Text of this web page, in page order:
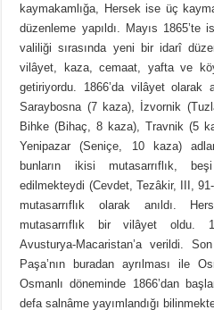
kaymakamlığa, Hersek ise üç
düzenleme yapıldı. Mayıs 1865’te
valiliği sırasında yeni bir idarî
vilâyet, kaza, cemaat, yafta ve
getiriyordu. 1866’da vilâyet olarak
Saraybosna (7 kaza), İzvornik
Bihke (Bihaç, 8 kaza), Travnik (5
Yenipazar (Seniçe, 10 kaza)
bunların ikisi mutasarrıflık,
edilmekteydi (Cevdet, Tezâkir, III,
mutasarrıflık olarak anıldı.
mutasarrıflık bir vilâyet oldu.
Avusturya-Macaristan’a verildi.
Paşa’nın buradan ayrılması ile
Osmanlı döneminde 1866’dan
defa salnâme yayımlandığı